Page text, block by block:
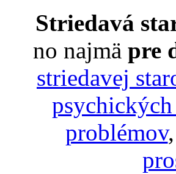
Striedavá
no najmä pre
striedavej
problémov,